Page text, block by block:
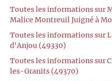
Toutes les informations sur
Malice Montreuil Juigné à
Toutes les informations sur
d'Anjou (49330)
Toutes les informations sur
les-Granits (49370)